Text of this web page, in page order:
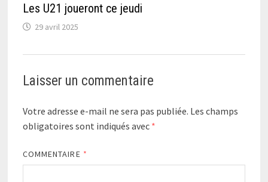
Les U21 joueront ce jeudi
29 avril 2025
Laisser un commentaire
Votre adresse e-mail ne sera pas publiée. Les champs
obligatoires sont indiqués avec *
COMMENTAIRE *